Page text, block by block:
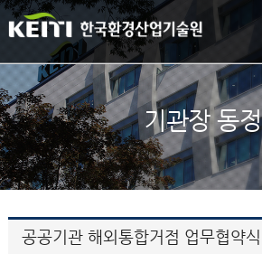
기관장 동정
공공기관 해외통합거점 업무협약식